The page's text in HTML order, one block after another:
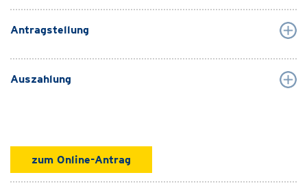
Antragstellung
Auszahlung
zum Online-Antrag